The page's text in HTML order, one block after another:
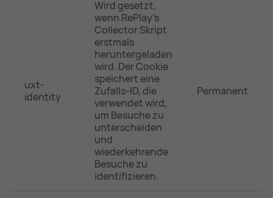
uxt-
identity
Wird gesetzt,
wenn RePlay’s
Collector Skript
erstmals
heruntergeladen
wird. Der Cookie
speichert eine
Zufalls-ID, die
verwendet wird,
um Besuche zu
unterscheiden
und
wiederkehrende
Besuche zu
identifizieren.
Permanent